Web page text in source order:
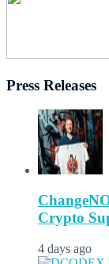
Press Releases
Crypto
4 days ago